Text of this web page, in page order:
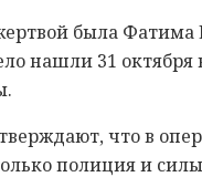
была Фатима
нашли 31 октября
что в
полиция и силы